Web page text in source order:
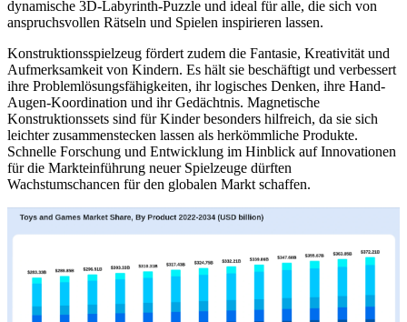
dynamische 3D-Labyrinth-Puzzle und ideal für alle, die sich von
anspruchsvollen Rätseln und Spielen inspirieren lassen.
Konstruktionsspielzeug fördert zudem die Fantasie, Kreativität und
Aufmerksamkeit von Kindern. Es hält sie beschäftigt und verbessert
ihre Problemlösungsfähigkeiten, ihr logisches Denken, ihre Hand-
Augen-Koordination und ihr Gedächtnis. Magnetische
Konstruktionssets sind für Kinder besonders hilfreich, da sie sich
leichter zusammenstecken lassen als herkömmliche Produkte.
Schnelle Forschung und Entwicklung im Hinblick auf Innovationen
für die Markteinführung neuer Spielzeuge dürften
Wachstumschancen für den globalen Markt schaffen.